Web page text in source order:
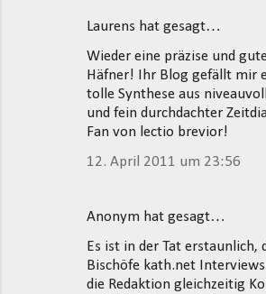
Laurens hat gesagt…
Wieder eine präzise und
Häfner! Ihr Blog gefällt mir
tolle Synthese aus
und fein durchdachter
Fan von lectio brevior!
12. April 2011 um 23:56
Anonym hat gesagt…
Es ist in der Tat erstaunlich,
Bischöfe kath.net
die Redaktion gleichzeitig